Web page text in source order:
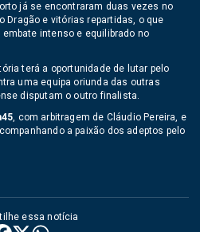
já se encontraram duas vezes no
Dragão e vitórias repartidas, o que
intenso e equilibrado no
terá a oportunidade de lutar pelo
uma equipa oriunda das outras
disputam o outro finalista.
, com arbitragem de Cláudio Pereira, e
a paixão dos adeptos pelo
essa notícia